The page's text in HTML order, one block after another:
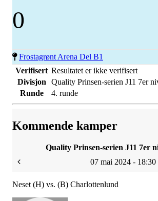
0
Frostagrønt Arena Del B1
Verifisert Resultatet er ikke verifisert
Divisjon
Quality Prinsen-serien J11 7er
Runde
4. runde
Kommende kamper
Quality Prinsen-serien J11 7er
07 mai 2024 - 18:30
Neset (H) vs. (B) Charlottenlund